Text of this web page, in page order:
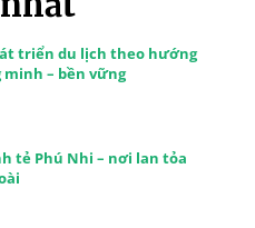
triển du lịch theo hướng
– bền vững
tẻ Phú Nhi – nơi lan tỏa